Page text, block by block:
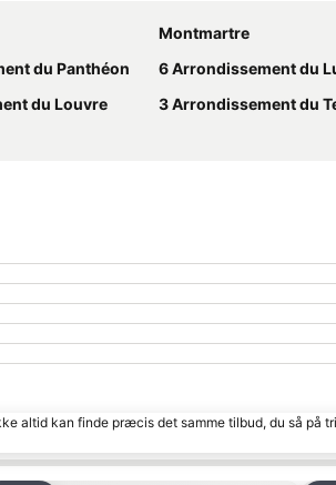
Montmartre
du Panthéon
6 Arrondissement du
du Louvre
3 Arrondissement du
altid kan finde præcis det samme tilbud, du så på